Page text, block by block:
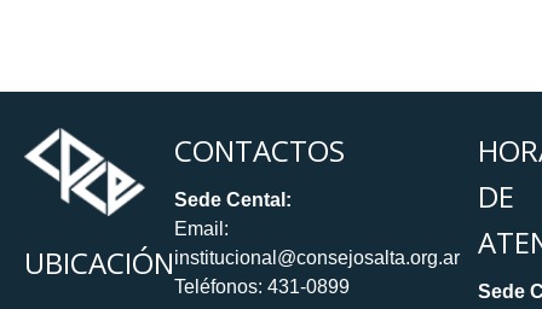
UBICACIÓN
CONTACTOS
Sede Cental:
Email:
institucional@consejosalta.org.ar
Teléfonos: 431-0899
DE
Sede